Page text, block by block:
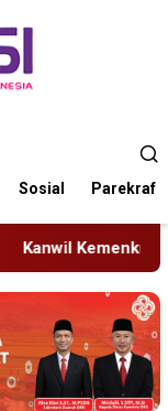
Sosial Parekraf
Pengayoman